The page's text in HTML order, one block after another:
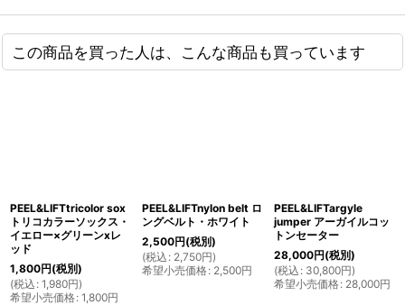
この商品を買った人は、こんな商品も買っています
PEEL&LIFTtricolor sox
トリコカラーソックス・
イエロー×グリーンxレ
ッド
1,800円(税別)
(税込 : 1,980円)
希望小売価格: 1,800円
PEEL&LIFTnylon belt ロ
ングベルト・ホワイト
2,500円(税別)
(税込 : 2,750円)
希望小売価格: 2,500円
PEEL&LIFTargyle
jumper アーガイルコッ
トンセーター
28,000円(税別)
(税込 : 30,800円)
希望小売価格: 28,000円